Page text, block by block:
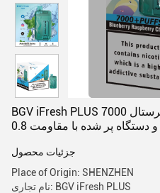
BGV iFresh PLUS 7000 کپسول های کارتریج ظریف با کرستال
جزئیات محصول
Place of Origin: SHENZHEN
نام تجاری: BGV iFresh PLUS